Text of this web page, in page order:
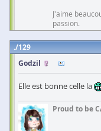
J'aime
passion.
129
Godzil
Elle est bonne celle la
Proud to be